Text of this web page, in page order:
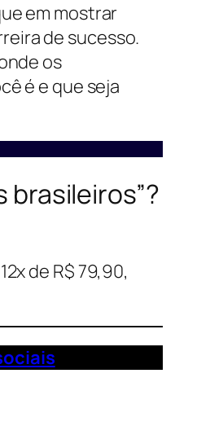
em mostrar
de sucesso.
os
é e que seja
12x de R$ 79,90,